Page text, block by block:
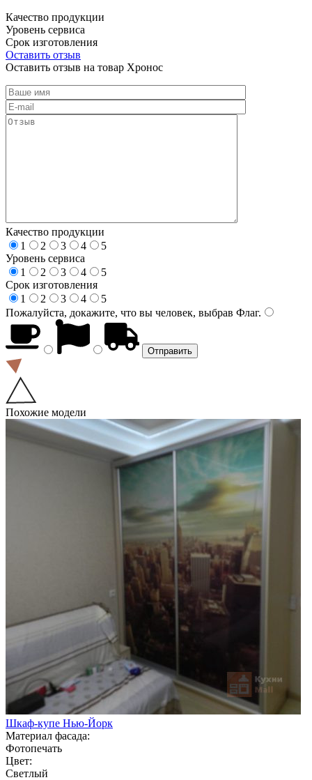
Качество продукции
Уровень сервиса
Срок изготовления
Оставить отзыв
Оставить отзыв на товар Хронос
Качество продукции
1
2 3 4
5
Уровень сервиса
1
2 3 4
5
Срок изготовления
1
2 3 4
5
Пожалуйста, докажите, что вы человек, выбрав Флаг.
Похожие модели
Шкаф-купе Нью-Йорк
Материал фасада:
Фотопечать
Цвет:
Светлый